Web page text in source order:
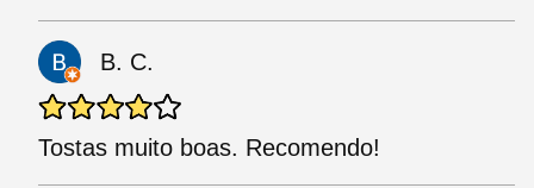
B. C.
Tostas muito boas. Recomendo!